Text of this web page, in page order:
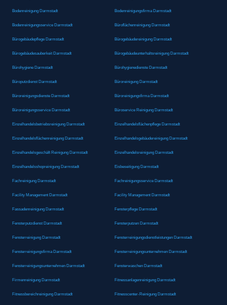
Bodenreinigung Darmstadt Bodenreinigungsfirma Darmstadt
Bodenreinigungsservice Darmstadt Büroflächenreinigung Darmstadt
Bürogebäudepflege Darmstadt Bürogebäudereinigung Darmstadt
Bürogebäudesauberkeit Darmstadt Bürogebäudeunterhaltsreinigung Darmstadt
Bürohygiene Darmstadt Bürohygienedienste Darmstadt
Büroputzdienst Darmstadt Büroreinigung Darmstadt
Büroreinigungsdienste Darmstadt Büroreinigungsfirma Darmstadt
Büroreinigungsservice Darmstadt Büroservice Reinigung Darmstadt
Einzelhandelsbetriebsreinigung Darmstadt Einzelhandelsflächenpflege Darmstadt
Einzelhandelsflächenreinigung Darmstadt Einzelhandelsgebäudereinigung Darmstadt
Einzelhandelsgeschäft Reinigung Darmstadt Einzelhandelsreinigung Darmstadt
Einzelhandelsshopreinigung Darmstadt Eisbeseitigung Darmstadt
Fachreinigung Darmstadt Fachreinigungsservice Darmstadt
Facility Management Darmstadt Facility Management Darmstadt
Fassadenreinigung Darmstadt Fensterpflege Darmstadt
Fensterputzdienst Darmstadt Fensterputzen Darmstadt
Fensterreinigung Darmstadt Fensterreinigungsdienstleistungen Darmstadt
Fensterreinigungsfirma Darmstadt Fensterreinigungsunternehmen Darmstadt
Fensterreinigungsunternehmen Darmstadt Fensterwaschen Darmstadt
Firmenreinigung Darmstadt Fitnessanlagenreinigung Darmstadt
Fitnessbereichreinigung Darmstadt Fitnesscenter-Reinigung Darmstadt